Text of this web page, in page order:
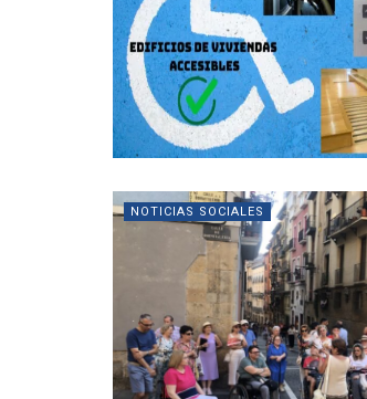
NOTICIAS SOCIALES